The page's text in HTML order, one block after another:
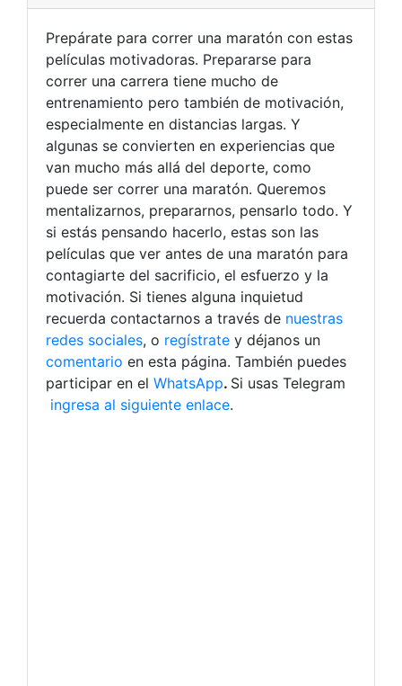
Prepárate para correr una maratón con estas
películas motivadoras. Prepararse para
correr una carrera tiene mucho de
entrenamiento pero también de motivación,
especialmente en distancias largas. Y
algunas se convierten en experiencias que
van mucho más allá del deporte, como
puede ser correr una maratón. Queremos
mentalizarnos, prepararnos, pensarlo todo. Y
si estás pensando hacerlo, estas son las
películas que ver antes de una maratón para
contagiarte del sacrificio, el esfuerzo y la
motivación. Si tienes alguna inquietud
recuerda contactarnos a través de nuestras
redes sociales, o regístrate y déjanos un
comentario en esta página. También puedes
participar en el WhatsApp. Si usas Telegram
ingresa al siguiente enlace.